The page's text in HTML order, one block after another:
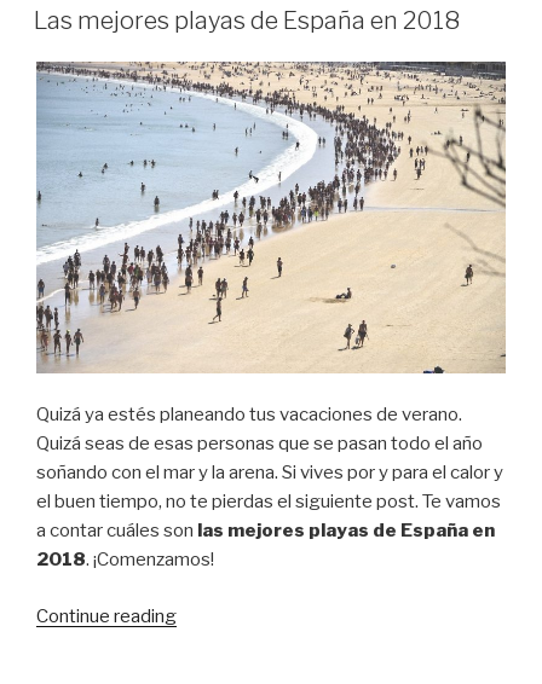
ON
Las mejores playas de España en 2018
Quizá ya estés planeando tus vacaciones de verano.
Quizá seas de esas personas que se pasan todo el año
soñando con el mar y la arena. Si vives por y para el calor y
el buen tiempo, no te pierdas el siguiente post. Te vamos
a contar cuáles son las mejores playas de España en
2018. ¡Comenzamos!
Continue reading“Las